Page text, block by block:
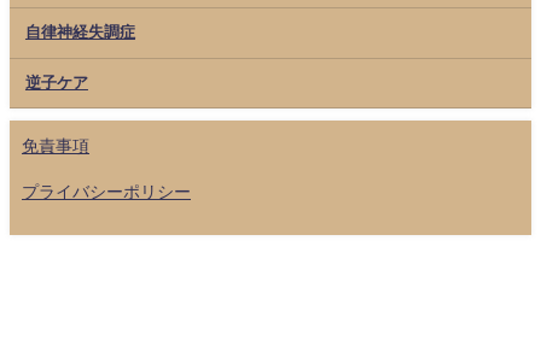
自律神経失調症
逆子ケア
免責事項
プライバシーポリシー